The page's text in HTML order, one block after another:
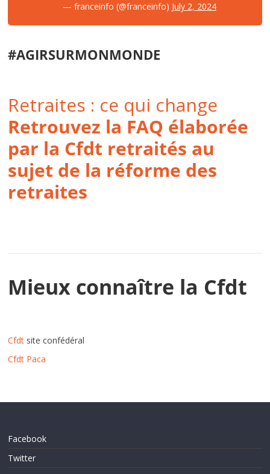
— franceinfo (@franceinfo) July 2, 2024
#AGIRSURMONMONDE
Retraites : ce qui change
Retrouvez la FAQ élaborée
par la Cfdt retraités au
sujet de la réforme des
retraites
Mieux connaître la Cfdt
Cfdt site confédéral
Cfdt Paca
Facebook
Twitter